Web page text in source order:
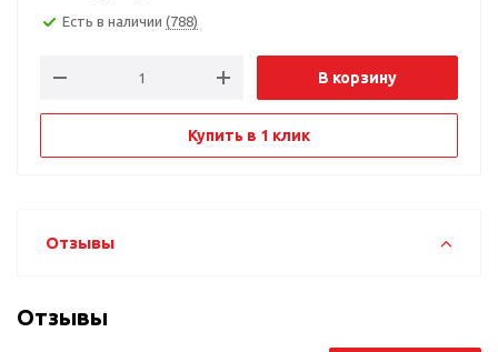
Есть в наличии (788)
В корзину
Купить в 1 клик
Отзывы
Отзывы